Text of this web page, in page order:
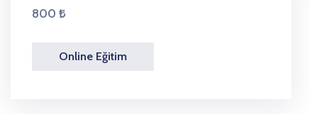
800 ₺
Online Eğitim